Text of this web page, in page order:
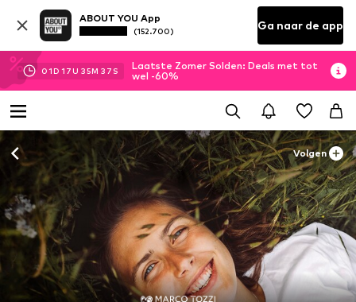
ABOUT YOU App
(152.700) Ga naar de app
01D 17U 35M 37 S
Laatste Zomer Solden: Deals met tot
wel -60%
Volgen